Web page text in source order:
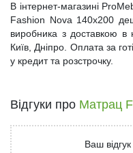
В інтернет-магазині
Fashion Nova 140x200
виробника з доставкою в
Київ, Дніпро. Оплата за
у кредит та розстрочку.
Відгуки про Матрац
Ваш